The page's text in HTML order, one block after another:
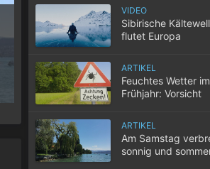
10 Tipps für einen
Wenn selbst in der Nacht die
der Wohnung nicht entweicht, wird der
VIDEO
Sibirische
flutet Europa
ARTIKEL
Feuchtes Wetter im
Frühjahr: Vorsicht
ARTIKEL
Am Samstag
sonnig und